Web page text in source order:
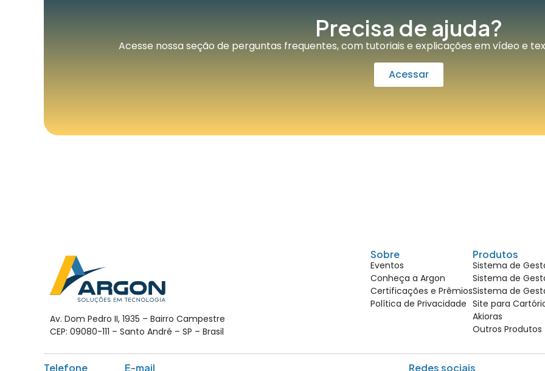
Precisa de ajuda?
Acesse nossa seção de perguntas frequentes, com tutoriais e explicações em vídeo e
Acessar
Av. Dom Pedro II, 1935 – Bairro Campestre
CEP: 09080-111 – Santo André – SP – Brasil
Produtos
Sistema de
Sistema de
Sistema de
Site para
Akioras
Outros Produtos
Sobre
Eventos
Conheça a Argon
Certificações e Prêmios
Política de Privacidade
Telefone E-mail Redes sociais